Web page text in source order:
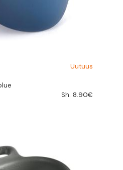
Uutuus
Sh. 8.90€